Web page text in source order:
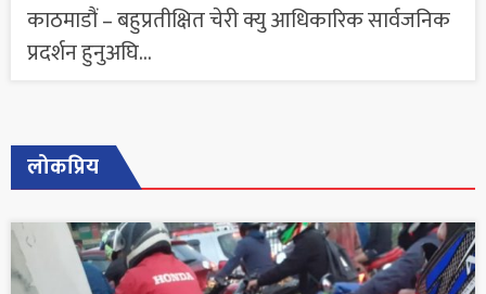
काठमाडौं – बहुप्रतीक्षित चेरी क्यु आधिकारिक सार्वजनिक
प्रदर्शन हुनुअघि...
लोकप्रिय